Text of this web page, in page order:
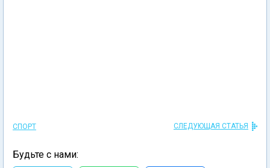
СПОРТ СЛЕДУЮЩАЯ СТАТЬЯ
Будьте с нами: